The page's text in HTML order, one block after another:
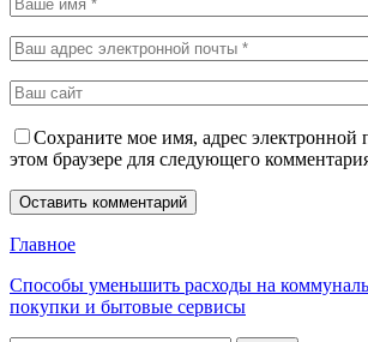
Сохраните мое имя, адрес электронной
этом браузере для следующего
Главное
Способы уменьшить расходы на
покупки и бытовые сервисы